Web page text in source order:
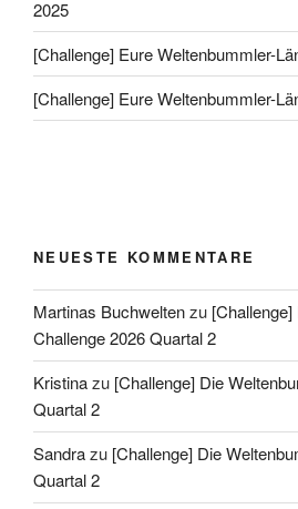
2025
[Challenge] Eure Weltenbummler-
[Challenge] Eure Weltenbummler-
NEUESTE KOMMENTARE
Martinas Buchweltenzu
Challenge 2026 Quartal 2
Kristinazu [Challenge] Die
Quartal 2
Sandrazu [Challenge] Die
Quartal 2